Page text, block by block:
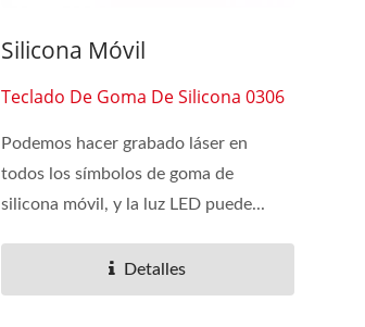
Silicona Móvil
Teclado De Goma De Silicona 0306
Podemos hacer grabado láser en
todos los símbolos de goma de
silicona móvil, y la luz LED puede...
Detalles